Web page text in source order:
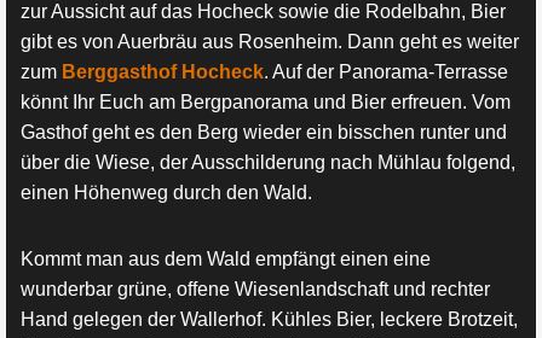
zur Aussicht auf das Hocheck sowie die Rodelbahn, Bier
gibt es von Auerbräu aus Rosenheim. Dann geht es weiter
zum Berggasthof Hocheck. Auf der Panorama-Terrasse
könnt Ihr Euch am Bergpanorama und Bier erfreuen. Vom
Gasthof geht es den Berg wieder ein bisschen runter und
über die Wiese, der Ausschilderung nach Mühlau folgend,
einen Höhenweg durch den Wald.
Kommt man aus dem Wald empfängt einen eine
wunderbar grüne, offene Wiesenlandschaft und rechter
Hand gelegen der Wallerhof. Kühles Bier, leckere Brotzeit,